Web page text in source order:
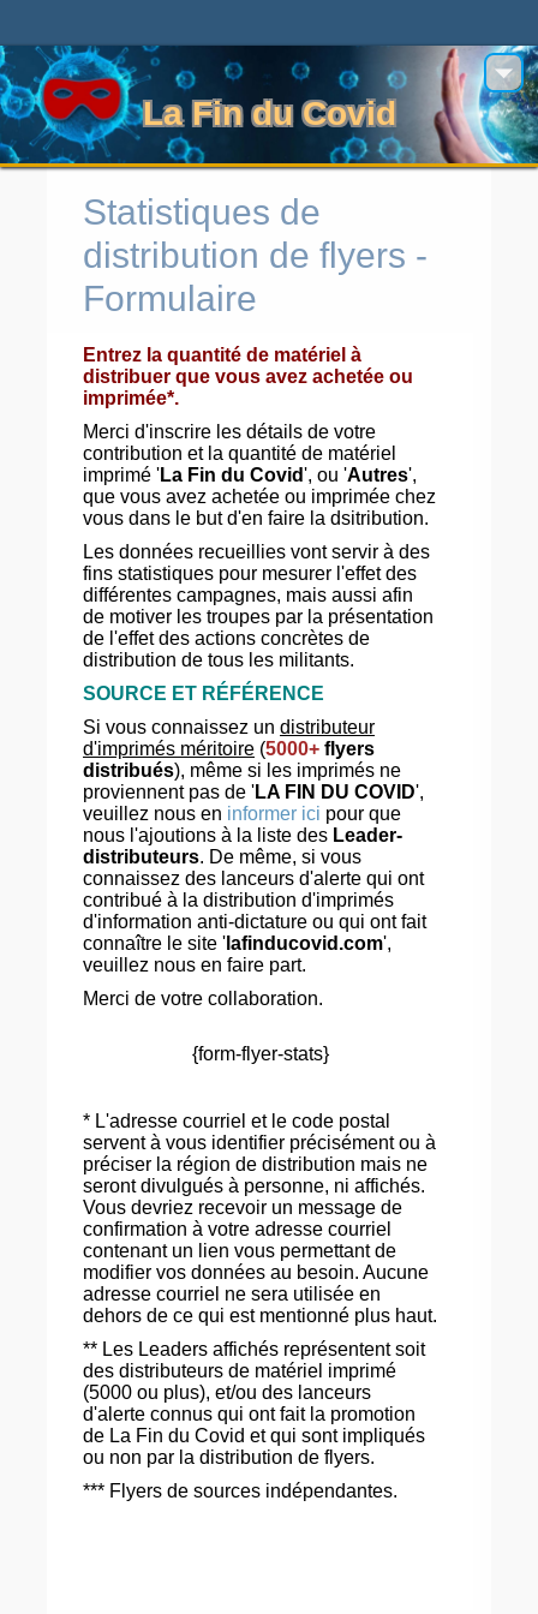
La Fin du Covid
Statistiques de
distribution de flyers -
Formulaire
Entrez la quantité de matériel à
distribuer que vous avez achetée ou
imprimée*.
Merci d'inscrire les détails de votre
contribution et la quantité de matériel
imprimé 'La Fin du Covid', ou 'Autres',
que vous avez achetée ou imprimée chez
vous dans le but d'en faire la dsitribution.
Les données recueillies vont servir à des
fins statistiques pour mesurer l'effet des
différentes campagnes, mais aussi afin
de motiver les troupes par la présentation
de l'effet des actions concrètes de
distribution de tous les militants.
SOURCE ET RÉFÉRENCE
Si vous connaissez un distributeur
d'imprimés méritoire (5000+ flyers
distribués), même si les imprimés ne
proviennent pas de 'LA FIN DU COVID',
veuillez nous en informer ici pour que
nous l'ajoutions à la liste des Leader-
distributeurs. De même, si vous
connaissez des lanceurs d'alerte qui ont
contribué à la distribution d'imprimés
d'information anti-dictature ou qui ont fait
connaître le site ' lafinducovid.com',
veuillez nous en faire part.
Merci de votre collaboration.
{form-flyer-stats}
* L'adresse courriel et le code postal
servent à vous identifier précisément ou à
préciser la région de distribution mais ne
seront divulgués à personne, ni affichés.
Vous devriez recevoir un message de
confirmation à votre adresse courriel
contenant un lien vous permettant de
modifier vos données au besoin. Aucune
adresse courriel ne sera utilisée en
dehors de ce qui est mentionné plus haut.
** Les Leaders affichés représentent soit
des distributeurs de matériel imprimé
(5000 ou plus), et/ou des lanceurs
d'alerte connus qui ont fait la promotion
de La Fin du Covid et qui sont impliqués
ou non par la distribution de flyers.
*** Flyers de sources indépendantes.